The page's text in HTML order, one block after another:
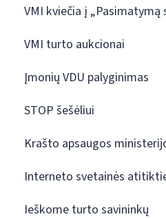
VMI kviečia į „Pasimatymą
VMI turto aukcionai
Įmonių VDU palyginimas
STOP šešėliui
Krašto apsaugos
Interneto svetainės
Ieškome turto savininkų